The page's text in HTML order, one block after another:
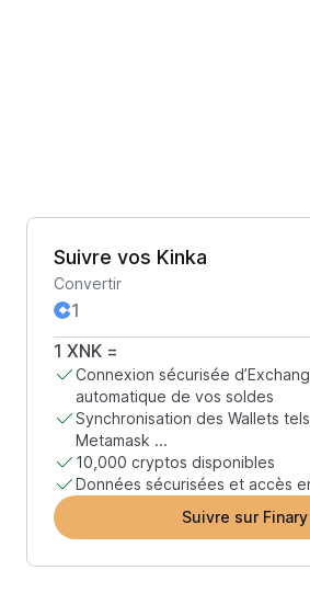
Suivre vos Kinka
Convertir
1 XNK =
Connexion sécurisée
automatique de vos soldes
Synchronisation des Wallets
Metamask ...
10,000 cryptos disponibles
Données sécurisées et accès
Suivre sur Finary